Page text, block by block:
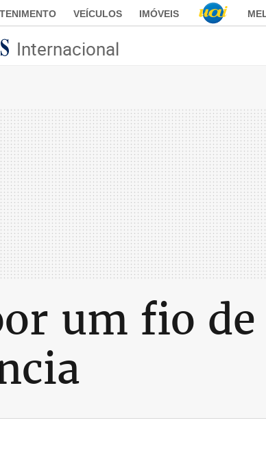
VEÍCULOS IMÓVEIS
Internacional
um fio de